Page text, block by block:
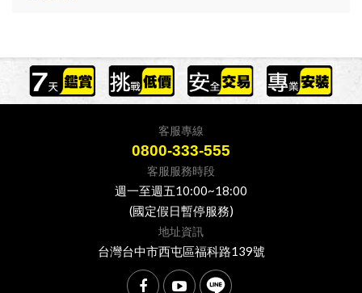
客服專線
0800-333-555
客服服務時段
週一至週五10:00~18:00
(國定假日暫停服務)
地址資訊
台灣台中市西屯區福科路139號